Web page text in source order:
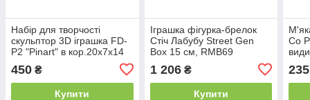
Набір для творчості
скульптор 3D іграшка FD-
P2 "Pinart" в кор.20x7x14
450 ₴
Купити
Іграшка фігурка-брелок
Стіч Лабубу Street Gen
Box 15 см, RMB69
1 206₴
Купити
Co
235